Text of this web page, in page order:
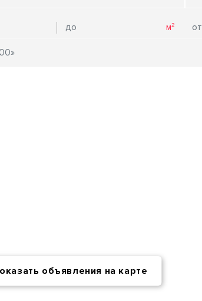
объявления на карте